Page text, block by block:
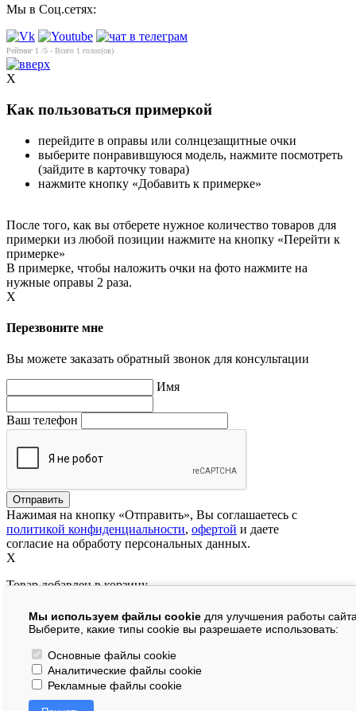
Мы в Соц.сетях:
Рейтинг 1 /5 - Всего 1 голос(ов)
Мы используем файлы cookie для улучшения работы
Выберите, какие типы cookie вы разрешаете использовать:
Основные файлы cookie
Аналитические файлы cookie
Рекламные файлы cookie
X
Как пользоваться примеркой
перейдите в оправы или солнцезащитные очки
выберите понравившуюся модель, нажмите посмотреть
(зайдите в карточку товара)
нажмите кнопку «Добавить к примерке»
После того, как вы отберете нужное количество товаров для
примерки из любой позиции нажмите на кнопку «Перейти к
примерке»
В примерке, чтобы наложить очки на фото нажмите на
нужные оправы 2 раза.
X
Перезвоните мне
Вы можете заказать обратный звонок для консультации
Имя
Ваш телефон
Нажимая на кнопку «Отправить», Вы соглашаетесь с
политикой конфиденциальности, офертой и даете
согласие на обработу персональных данных.
X
Товар добавлен в корзину
В корзине:шт.
На сумму:руб.